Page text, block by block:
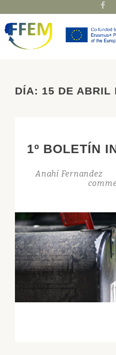
Skip
content
fa-
DÍA: 15 DE ABRIL
1º BOLETÍN
Anahí Fernandez